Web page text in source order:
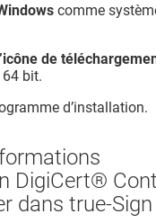
comme
de
64 bit.
d’installation.
DigiCert​​®​​
dans true-